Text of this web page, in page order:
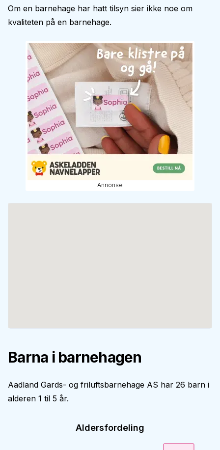
Om en barnehage har hatt tilsyn sier ikke noe om
kvaliteten på en barnehage.
Annonse
Barna i barnehagen
Aadland Gards- og friluftsbarnehage AS har 26 barn i
alderen 1 til 5 år.
Aldersfordeling